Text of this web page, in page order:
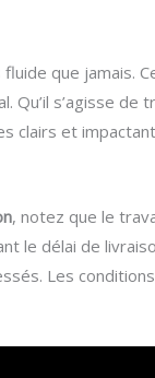
que jamais.
Qu’il s’agisse de
clairs et
, notez que le
le délai de
Les